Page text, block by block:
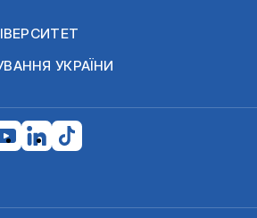
УКРАЇНИ